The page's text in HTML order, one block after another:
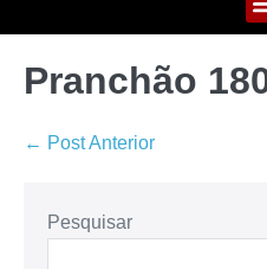
Pranchão
← Post Anterior
Pesquisar